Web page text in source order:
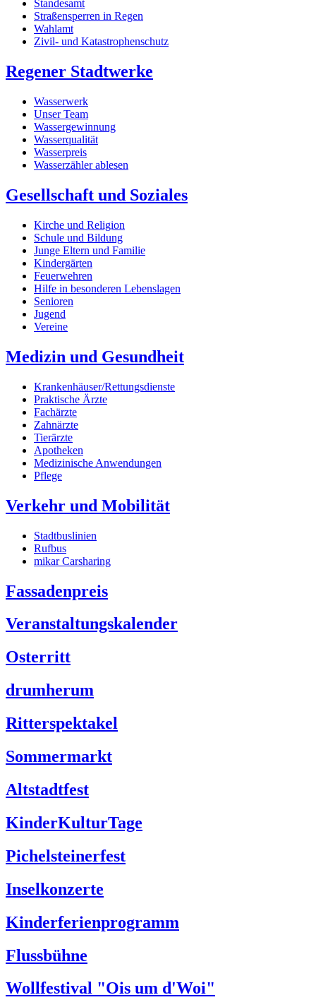
Standesamt
Straßensperren in Regen
Wahlamt
Zivil- und Katastrophenschutz
Regener Stadtwerke
Wasserwerk
Unser Team
Wassergewinnung
Wasserqualität
Wasserpreis
Wasserzähler ablesen
Gesellschaft und Soziales
Kirche und Religion
Schule und Bildung
Junge Eltern und Familie
Kindergärten
Feuerwehren
Hilfe in besonderen Lebenslagen
Senioren
Jugend
Vereine
Medizin und Gesundheit
Krankenhäuser/Rettungsdienste
Praktische Ärzte
Fachärzte
Zahnärzte
Tierärzte
Apotheken
Medizinische Anwendungen
Pflege
Verkehr und Mobilität
Stadtbuslinien
Rufbus
mikar Carsharing
Fassadenpreis
Veranstaltungskalender
Osterritt
drumherum
Ritterspektakel
Sommermarkt
Altstadtfest
KinderKulturTage
Pichelsteinerfest
Inselkonzerte
Kinderferienprogramm
Flussbühne
Wollfestival "Ois um d'Woi"